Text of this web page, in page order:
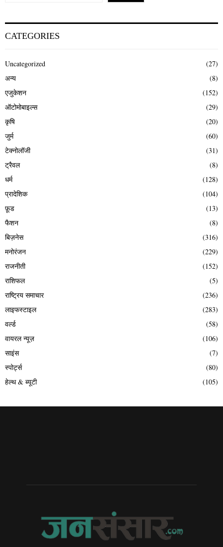
CATEGORIES
Uncategorized
(27)
अन्य
(8)
एजुकेशन
(152)
ऑटोमोबाइल्स
(29)
कृषि
(20)
जुर्म
(60)
टेक्नोलॉजी
(31)
ट्रैवल
(8)
धर्म
(128)
प्रादेशिक
(104)
फ़ूड
(13)
फैशन
(8)
बिज़नेस
(316)
मनोरंजन
(229)
राजनीती
(152)
राशिफल
(5)
राष्ट्रिय समाचार
(236)
लाइफस्टाइल
(283)
वर्ल्ड
(58)
वायरल न्यूज़
(106)
साइंस
(7)
स्पोर्ट्स
(80)
हेल्थ & ब्यूटी
(105)